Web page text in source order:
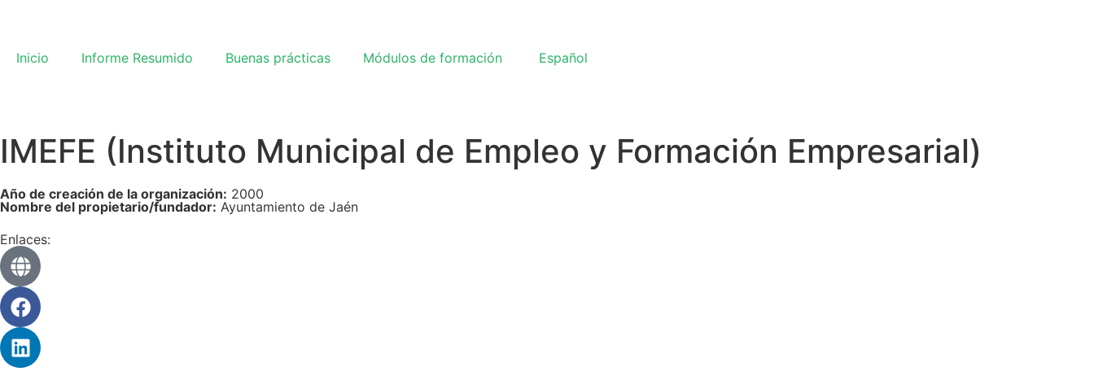
Inicio Informe Resumido Buenas prácticas Módulos de formación Español
IMEFE (Instituto Municipal de Empleo y Formación Empresarial)
Año de creación de la organización: 2000
Nombre del propietario/fundador: Ayuntamiento de Jaén
Enlaces: